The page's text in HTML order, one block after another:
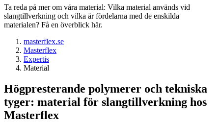
Ta reda på mer om våra material: Vilka material används vid
slangtillverkning och vilka är fördelarna med de enskilda
materialen? Få en överblick här.
masterflex.se
Masterflex
Expertis
Material
Högpresterande polymerer och tekniska
tyger: material för slangtillverkning hos
Masterflex